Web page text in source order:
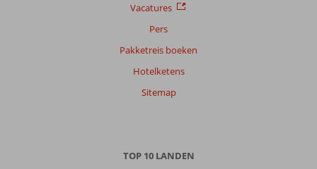
Vacatures
Pers
Pakketreis boeken
Hotelketens
Sitemap
TOP 10 LANDEN